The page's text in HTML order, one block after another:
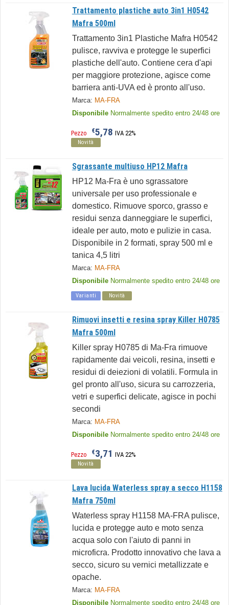
Trattamento plastiche auto 3in1 H0542
Mafra 500ml
Trattamento 3in1 Plastiche Mafra H0542
pulisce, ravviva e protegge le superfici
plastiche dell'auto. Contiene cera d'api
per maggiore protezione, agisce come
barriera anti-UVA ed è pronto all'uso.
Marca: MA-FRA
Disponibile Normalmente spedito entro 24/48 ore
Pezzo €5,78 IVA 22%
Novità
Sgrassante multiuso HP12 Mafra
HP12 Ma-Fra è uno sgrassatore
universale per uso professionale e
domestico. Rimuove sporco, grasso e
residui senza danneggiare le superfici,
ideale per auto, moto e pulizie in casa.
Disponibile in 2 formati, spray 500 ml e
tanica 4,5 litri
Marca: MA-FRA
Disponibile Normalmente spedito entro 24/48 ore
Varianti Novità
Rimuovi insetti e resina spray Killer H0785
Mafra 500ml
Killer spray H0785 di Ma-Fra rimuove
rapidamente dai veicoli, resina, insetti e
residui di deiezioni di volatili. Formula in
gel pronto all'uso, sicura su carrozzeria,
vetri e superfici delicate, agisce in pochi
secondi
Marca: MA-FRA
Disponibile Normalmente spedito entro 24/48 ore
Pezzo €3,71 IVA 22%
Novità
Lava lucida Waterless spray a secco H1158
Mafra 750ml
Waterless spray H1158 MA-FRA pulisce,
lucida e protegge auto e moto senza
acqua solo con l'aiuto di panni in
microficra. Prodotto innovativo che lava a
secco, sicuro su vernici metallizzate e
opache.
Marca: MA-FRA
Disponibile Normalmente spedito entro 24/48 ore